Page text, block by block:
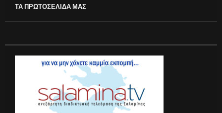
ΤΑ ΠΡΩΤΟΣΕΛΙΔΑ ΜΑΣ